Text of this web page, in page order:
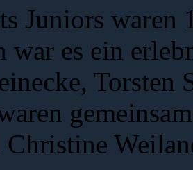
Juniors
war es ein
Torsten